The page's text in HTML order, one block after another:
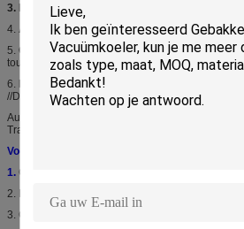
3. Breid Houdbaarheid uit:
4. Accuratedcontrole: PLC combineert met
5. Gemakkelijk Verrichtingsontwerp: Het
touch screen
6. Betrouwbare Delen:
//Danfoss/Johnson/Schneider/LS
Automatische Rolriem/de Sla van het
Transportbandsysteem/Paddestoelen/
Voordelen
1. Geminimaliseerde productieverliezen
2. Betere economisch van oogstverrichtingen
3. Geminimaliseerde verliezen tijdens marketing